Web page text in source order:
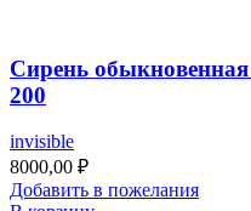
Сирень
200
invisible
8000,00 ₽
Добавить в пожелания